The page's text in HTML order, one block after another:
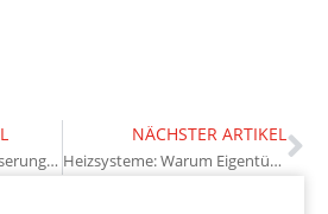
Rasen: Effektive Bewässerungstechniken im Sommer und Winter
NÄCHSTER ARTIKEL
Heizsysteme: Warum Eigentümer sich über neue Lösungen informieren sollten